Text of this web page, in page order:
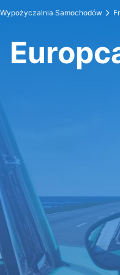
Wypożyczalnia Samochodów